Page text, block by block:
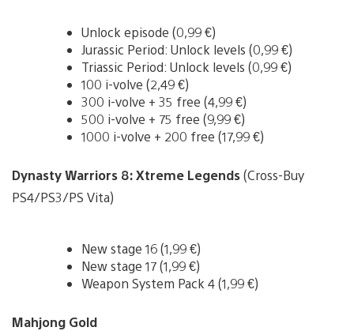
Unlock episode (0,99 €)
Jurassic Period: Unlock levels (0,99 €)
Triassic Period: Unlock levels (0,99 €)
100 i-volve (2,49 €)
300 i-volve + 35 free (4,99 €)
500 i-volve + 75 free (9,99 €)
1000 i-volve + 200 free (17,99 €)
Dynasty Warriors 8: Xtreme Legends(Cross-Buy
PS4/PS3/PS Vita)
New stage 16 (1,99 €)
New stage 17 (1,99 €)
Weapon System Pack 4 (1,99 €)
Mahjong Gold